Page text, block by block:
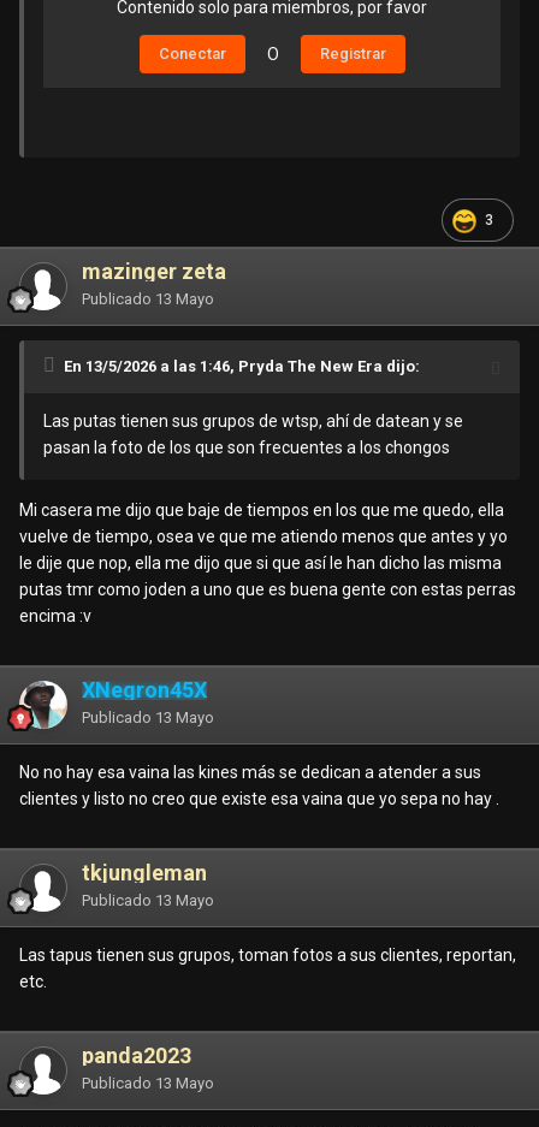
Contenido solo para miembros, por favor
Conectar O Registrar
3
mazinger zeta
Publicado 13 Mayo
En 13/5/2026 a las 1:46, Pryda The New Era dijo:
Las putas tienen sus grupos de wtsp, ahí de datean y se
pasan la foto de los que son frecuentes a los chongos
Mi casera me dijo que baje de tiempos en los que me quedo, ella
vuelve de tiempo, osea ve que me atiendo menos que antes y yo
le dije que nop, ella me dijo que si que así le han dicho las misma
putas tmr como joden a uno que es buena gente con estas perras
encima:v
XNegron45X
Publicado 13 Mayo
No no hay esa vaina las kines más se dedican a atender a sus
clientes y listo no creo que existe esa vaina que yo sepa no hay .
tkjungleman
Publicado 13 Mayo
Las tapus tienen sus grupos, toman fotos a sus clientes, reportan,
etc.
panda2023
Publicado 13 Mayo